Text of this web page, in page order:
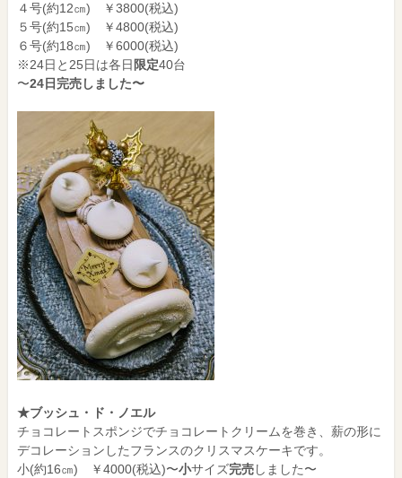
４号(約12㎝) ￥3800(税込)
５号(約15㎝) ￥4800(税込)
６号(約18㎝) ￥6000(税込)
※24日と25日は各日 限定40台
〜24日完売しました〜
★ブッシュ・ド・ノエル
チョコレートスポンジでチョコレートクリームを巻き、薪の形に
デコレーションしたフランスのクリスマスケーキです。
小(約16㎝) ￥4000(税込)〜小サイズ完売しました〜